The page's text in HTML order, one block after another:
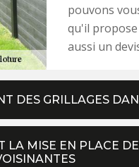
pouvons
qu'il propose
aussi un
DES GRILLAGES
LA MISE EN PLACE